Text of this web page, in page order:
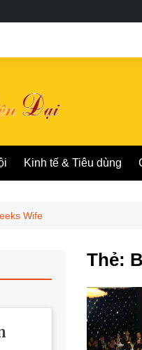
Kinh tế & Tiêu dùng
Wife
Thẻ: